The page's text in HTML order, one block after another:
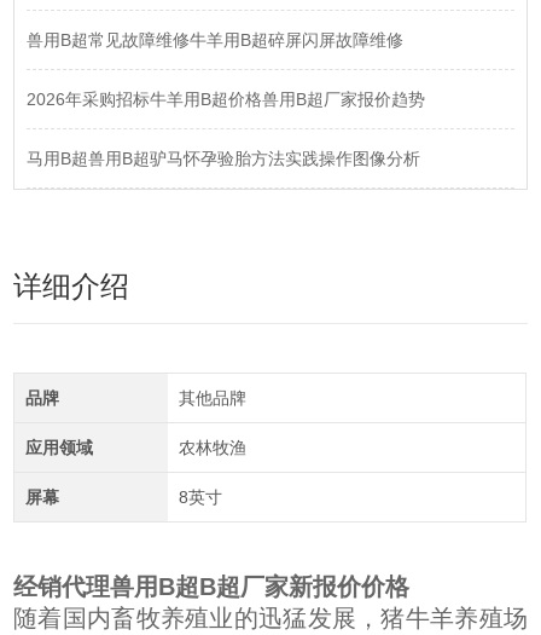
兽用B超常见故障维修牛羊用B超碎屏闪屏故障维修
2026年采购招标牛羊用B超价格兽用B超厂家报价趋势
马用B超兽用B超驴马怀孕验胎方法实践操作图像分析
详细介绍
品牌 其他品牌
应用领域 农林牧渔
屏幕 8英寸
经销代理兽用B超B超厂家新报价价格
随着国内畜牧养殖业的迅猛发展，猪牛羊养殖场